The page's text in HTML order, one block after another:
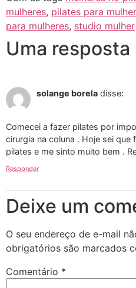
mulheres, pilates para
para mulheres, studio mulher
Uma resposta
solange borela disse:
Comecei a fazer pilates por
cirurgia na coluna . Hoje sei que
pilates e me sinto muito bem .
Responder
Deixe um
O seu endereço de e-mail
obrigatórios são marcados
Comentário *